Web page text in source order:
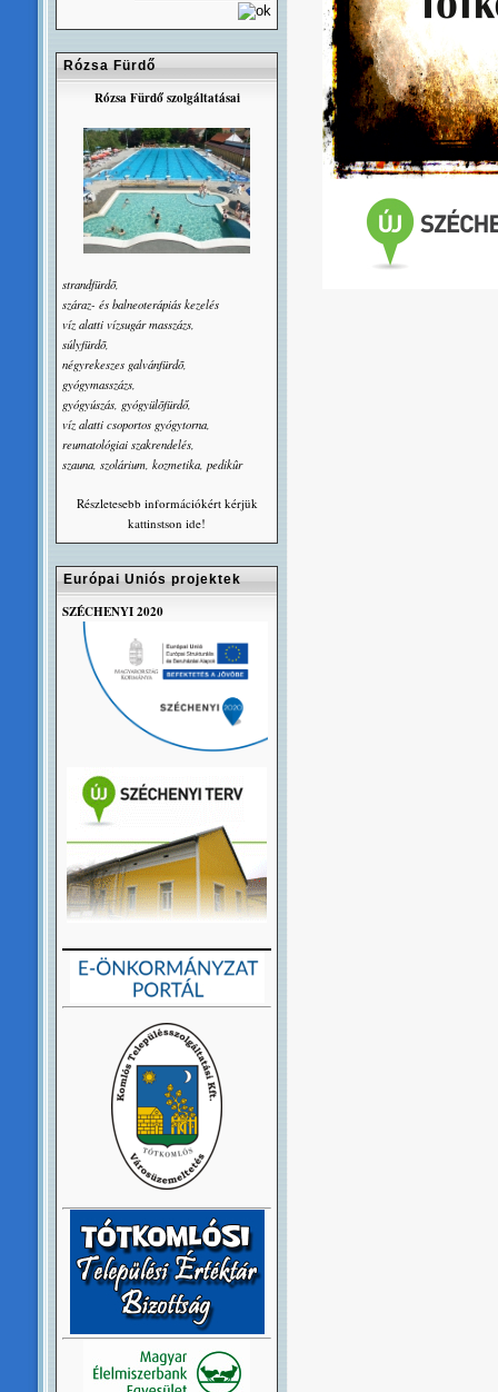
Rózsa Fürdő
Rózsa Fürdő szolgáltatásai
strandfürdõ,
száraz- és balneoterápiás kezelés
víz alatti vízsugár masszázs,
súlyfürdõ,
négyrekeszes galvánfürdõ,
gyógymasszázs,
gyógyúszás, gyógyülõfürdő,
víz alatti csoportos gyógytorna,
reumatológiai szakrendelés,
szauna, szolárium, kozmetika, pedikûr
Részletesebb információkért kérjük
kattinstson ide!
Európai Uniós projektek
SZÉCHENYI 2020